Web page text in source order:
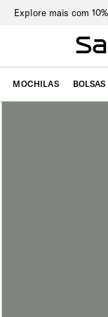
Explore mais com
MOCHILAS BOLSAS